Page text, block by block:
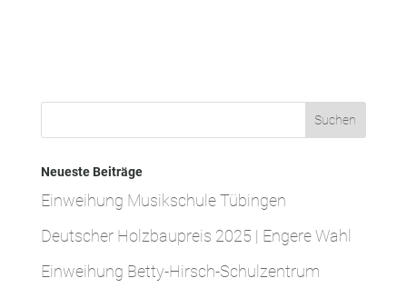
Neueste Beiträge
Einweihung Musikschule Tübingen
Deutscher Holzbaupreis 2025 | Engere Wahl
Einweihung Betty-Hirsch-Schulzentrum